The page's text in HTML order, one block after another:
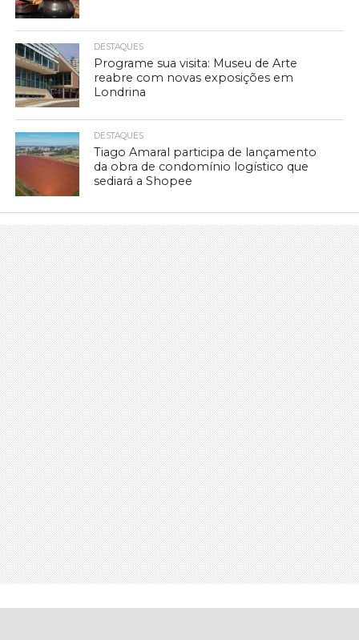
DESTAQUES
Programe sua visita: Museu de Arte
reabre com novas exposições em
Londrina
DESTAQUES
Tiago Amaral participa de lançamento
da obra de condomínio logístico que
sediará a Shopee